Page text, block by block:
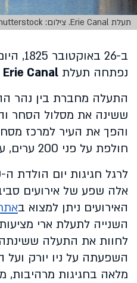
תעלת Erie Canal. צילום: Hike Kayak Fish, shutterstock
נפתחה תעלת Erie Canal
התעלה מחברת בין נהר
ששינה את מסלול הסחר
והפך את העיר למרכז
חולפת על פני 200 ערים, עיירות וכפרים.
אלה שפע של אירועים
האירועים ניתן למצוא ב
השנייה לתעלת ארי
לחוות את התעלה
השפעתה על ניו יורק ועל
מלאה בחגיגות מרהיבות,